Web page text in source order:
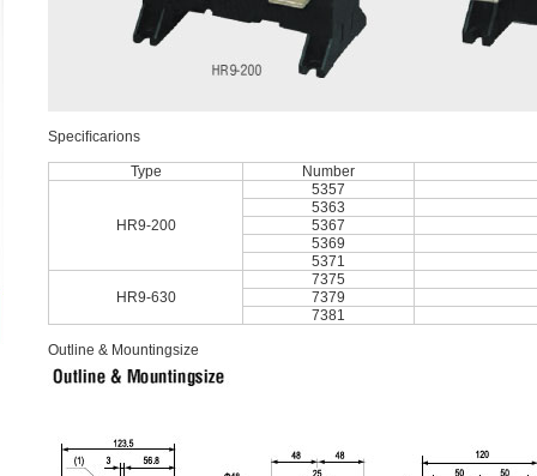
Speciﬁcarions
Type Number
HR9-200
5357
5363
5367
5369
5371
HR9-630
7375
7379
7381
Outline & Mountingsize